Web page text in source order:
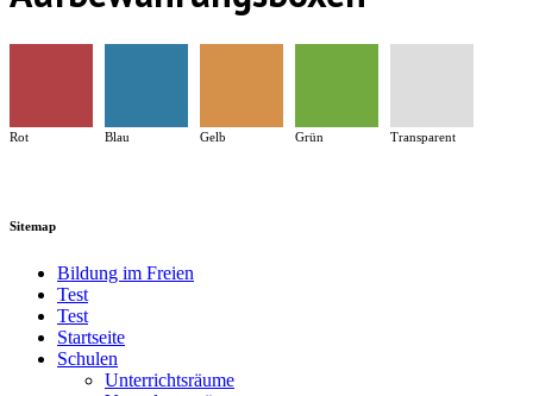
Rot Blau Gelb Grün Transparent
Sitemap
Bildung im Freien
Test
Test
Startseite
Schulen
Unterrichtsräume